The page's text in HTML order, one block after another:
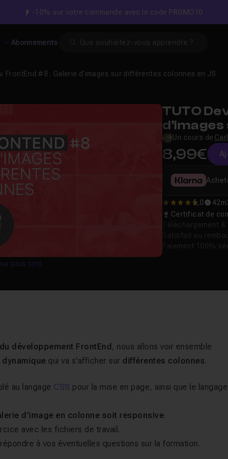
-10% sur votre commande avec le code PROMO10
Abonnements
FrontEnd #8 : Galerie d'images sur différentes colonnes en JS
plus tard
TUTO
en JS
Un cours de
8,99€
5 5,0
Certificat de
développement FrontEnd , nous allons voir ensemble
qui va s'afficher sur différentes colonnes.
au langage CSS pour la mise en page, ainsi que le langage
d'image en colonne soit responsive.
avec les fichiers de travail.
à vos éventuelles questions sur la formation.